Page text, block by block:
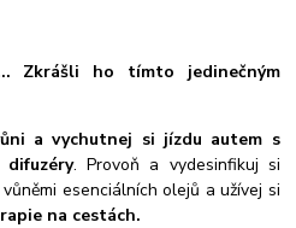
Zkrášli ho tímto jedinečným
a vychutnej si jízdu autem s
. Provoň a vydesinfikuj si
esenciálních olejů a užívej si
na cestách.